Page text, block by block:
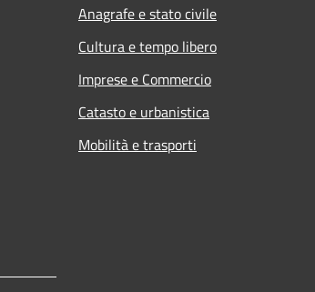
Anagrafe e stato civile
Cultura e tempo libero
Imprese e Commercio
Catasto e urbanistica
Mobilità e trasporti